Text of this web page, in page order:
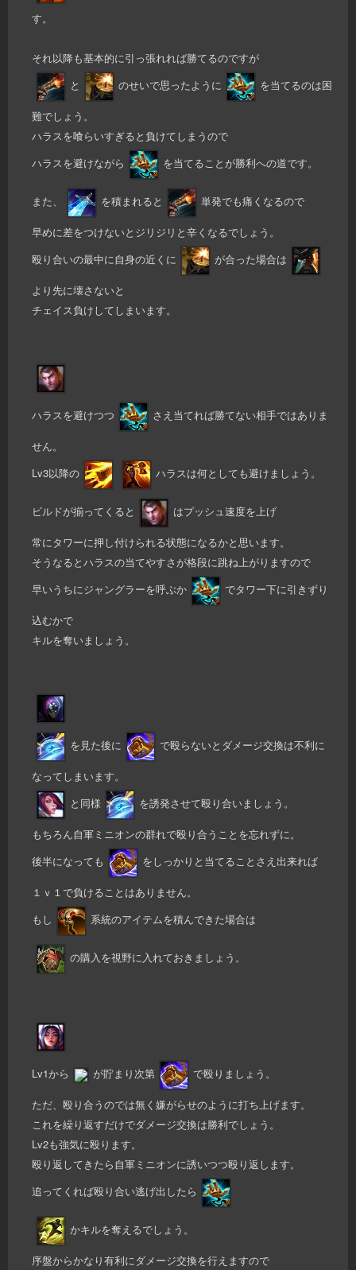
す。
それ以降も基本的に引っ張れれば勝てるのですが
と
のせいで思ったように を当てるのは困
難でしょう。
ハラスを喰らいすぎると負けてしまうので
ハラスを避けながら
を当てることが勝利への道です。
また、 を積まれると 単発でも痛くなるので
早めに差をつけないとジリジリと辛くなるでしょう。
殴り合いの最中に自身の近くに
が合った場合は
より先に壊さないと
チェイス負けしてしまいます。
ハラスを避けつつ さえ当てれば勝てない相手ではありま
せん。
Lv3以降の
ハラスは何としても避けましょう。
ビルドが揃ってくると はプッシュ速度を上げ
常にタワーに押し付けられる状態になるかと思います。
そうなるとハラスの当てやすさが格段に跳ね上がりますので
早いうちにジャングラーを呼ぶか
でタワー下に引きずり
込むかで
キルを奪いましょう。
を見た後に で殴らないとダメージ交換は不利に
なってしまいます。
と同様
を誘発させて殴り合いましょう。
もちろん自軍ミニオンの群れで殴り合うことを忘れずに。
後半になっても
をしっかりと当てることさえ出来れば
１ｖ１で負けることはありません。
もし
系統のアイテムを積んできた場合は
の購入を視野に入れておきましょう。
Lv1から が貯まり次第 で殴りましょう。
ただ、殴り合うのでは無く嫌がらせのように打ち上げます。
これを繰り返すだけでダメージ交換は勝利でしょう。
Lv2も強気に殴ります。
殴り返してきたら自軍ミニオンに誘いつつ殴り返します。
追ってくれば殴り合い逃げ出したら
かキルを奪えるでしょう。
序盤からかなり有利にダメージ交換を行えますので